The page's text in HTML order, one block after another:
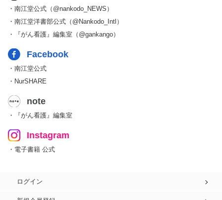
・南江堂公式（@nankodo_NEWS）
・南江堂洋書部公式（@Nankodo_Intl）
・『がん看護』編集室（@gankango）
Facebook
・南江堂公式
・NurSHARE
note
・『がん看護』編集室
Instagram
・電子書籍 公式
ログイン